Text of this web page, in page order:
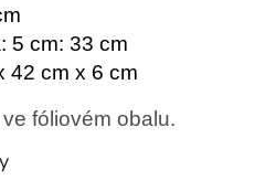
5 cm: 33 cm
42 cm x 6 cm
fóliovém obalu.